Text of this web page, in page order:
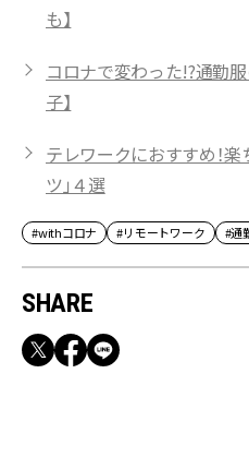
も】
コロナで変わった!?通勤
子】
テレワークにおすすめ！
ツ」４選
#withコロナ #リモートワーク #通
SHARE